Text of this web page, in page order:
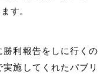
す。
勝利報告をしに行くの
実施 してくれたパブリ